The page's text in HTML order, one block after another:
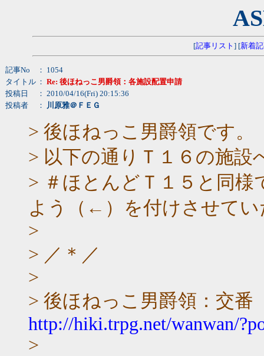
[記事リスト ] [新着
記事No
： 1054
タイトル ： Re: 後ほねっこ男爵領：各施設配置申請
投稿日
： 2010/04/16(Fri) 20:15:36
投稿者
： 川原雅＠ＦＥＧ
> 後ほねっこ男爵領です。
> 以下の通りＴ１６の施
> ＃ほとんどＴ１５と同
よう（←）を付けさせて
>
> ／＊／
>
> 後ほねっこ男爵領：交番
http://hiki.trpg.net/wanwan/
>